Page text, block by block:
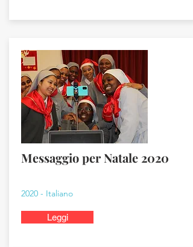
Messaggio per Natale 2020
2020 - Italiano
Leggi